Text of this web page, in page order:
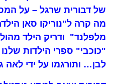
של דבורית שרגל – על
מה קרה ל"נוריקו סאן
מלפלנד" ודריק הילד
"כוכבי" ספרי הילדות
לבן… ותורגמו על ידי לאה